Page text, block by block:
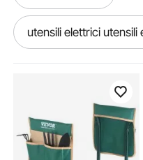
utensili elettrici utensili
pentola elettrico